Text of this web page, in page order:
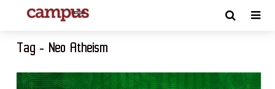
Tag - Neo Atheism